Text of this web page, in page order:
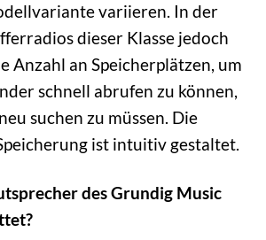
variieren. In der
dieser Klasse jedoch
Anzahl an Speicherplätzen, um
schnell abrufen zu können,
suchen zu müssen. Die
ist intuitiv gestaltet.
des Grundig Music